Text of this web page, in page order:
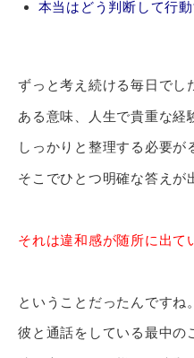
本当はどう判断して行
ずっと考え続ける毎日でし
ある意味、人生で貴重な経
しっかりと整理する必要が
そこでひとつ明確な答えが
それは違和感が随所に出て
ということだったんですね。
彼と通話をしている最中の